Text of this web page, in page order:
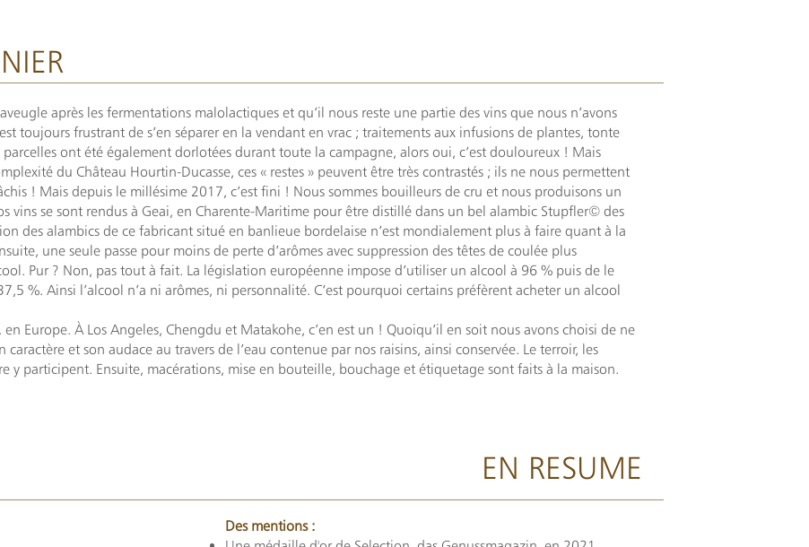
après les fermentations malolactiques et qu’il nous reste une partie des vins que nous n’avons
toujours frustrant de s’en séparer en la vendant en vrac ; traitements aux infusions de plantes, tonte
ont été également dorlotées durant toute la campagne, alors oui, c’est douloureux ! Mais
du Château Hourtin-Ducasse, ces « restes » peuvent être très contrastés ; ils ne nous permettent
! Mais depuis le millésime 2017, c’est fini ! Nous sommes bouilleurs de cru et nous produisons un
vins se sont rendus à Geai, en Charente-Maritime pour être distillé dans un bel alambic Stupfler© des
des alambics de ce fabricant situé en banlieue bordelaise n’est mondialement plus à faire quant à la
une seule passe pour moins de perte d’arômes avec suppression des têtes de coulée plus
Pur ? Non, pas tout à fait. La législation européenne impose d’utiliser un alcool à 96 % puis de le
%. Ainsi l’alcool n’a ni arômes, ni personnalité. C‘est pourquoi certains préfèrent acheter un alcool
Europe. À Los Angeles, Chengdu et Matakohe, c’en est un ! Quoiqu’il en soit nous avons choisi de ne
et son audace au travers de l’eau contenue par nos raisins, ainsi conservée. Le terroir, les
y participent. Ensuite, macérations, mise en bouteille, bouchage et étiquetage sont faits à la maison.
Des mentions :
EN RESUME